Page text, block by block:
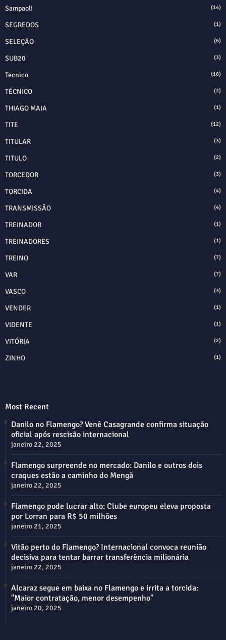
Sampaoli (14)
SEGREDOS (1)
SELEÇÃO (6)
SUB20 (3)
Tecnico (16)
TÉCNICO (2)
THIAGO MAIA (1)
TITE (12)
TITULAR (3)
TITULO (2)
TORCEDOR (3)
TORCIDA (4)
TRANSMISSÃO (4)
TREINADOR (1)
TREINADORES (1)
TREINO (7)
VAR (7)
VASCO (3)
VENDER (1)
VIDENTE (1)
VITÓRIA (2)
ZINHO (1)
Most Recent
Danilo no Flamengo? Venê Casagrande confirma situação
oficial após rescisão internacional
janeiro 22, 2025
Flamengo surpreende no mercado: Danilo e outros dois
craques estão a caminho do Mengã
janeiro 22, 2025
Flamengo pode lucrar alto: Clube europeu eleva proposta
por Lorran para R$ 50 milhões
janeiro 21, 2025
Vitão perto do Flamengo? Internacional convoca reunião
decisiva para tentar barrar transferência milionária
janeiro 22, 2025
Alcaraz segue em baixa no Flamengo e irrita a torcida:
"Maior contratação, menor desempenho"
janeiro 20, 2025